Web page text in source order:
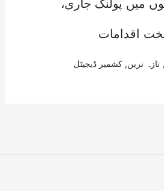
کے 4 حلقوں میں پولنگ جاری،
اقدامات
تازہ ترین کشمیر ڈیجیٹل